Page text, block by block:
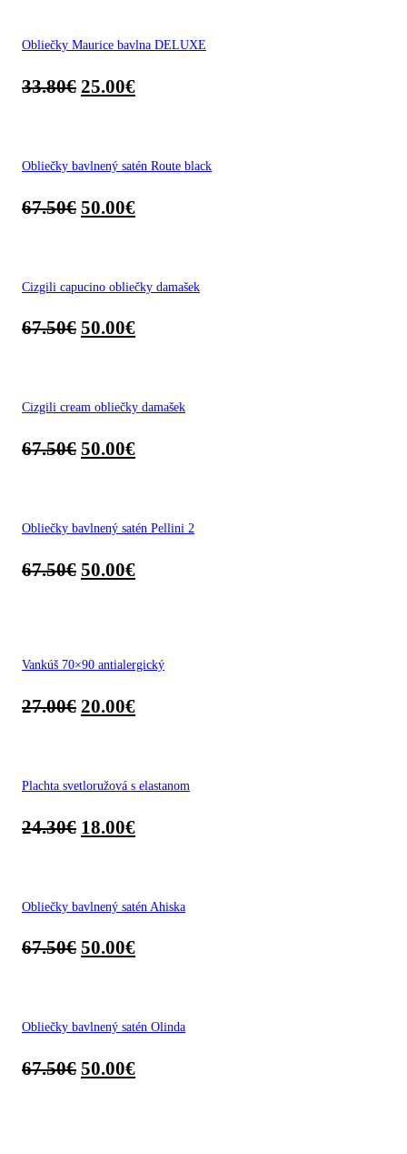
Obliečky Maurice bavlna DELUXE
33.80€ 25.00€
Obliečky bavlnený satén Route black
67.50€ 50.00€
Cizgili capucino obliečky damašek
67.50€ 50.00€
Cizgili cream obliečky damašek
67.50€ 50.00€
Obliečky bavlnený satén Pellini 2
67.50€ 50.00€
Vankúš 70×90 antialergický
27.00€ 20.00€
Plachta svetloružová s elastanom
24.30€ 18.00€
Obliečky bavlnený satén Ahiska
67.50€ 50.00€
Obliečky bavlnený satén Olinda
67.50€ 50.00€